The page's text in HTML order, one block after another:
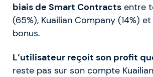
biais de Smart Contracts entre
(65%), Kuailian Company (14%)
bonus.
L’utilisateur reçoit son profit
reste pas sur son compte